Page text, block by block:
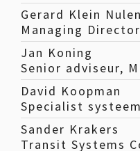
Gerard Klein
Managing
Jan Koning
Senior adviseur,
David Koopman
Specialist
Sander Krakers
Transit Systems